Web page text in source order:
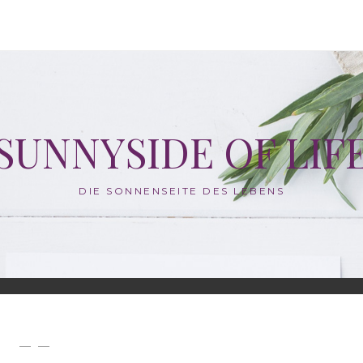
OF
DIE SONNENSEITE DES LEBENS
— —